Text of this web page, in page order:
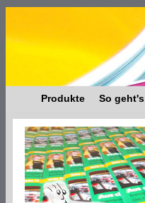
Produkte So geht's